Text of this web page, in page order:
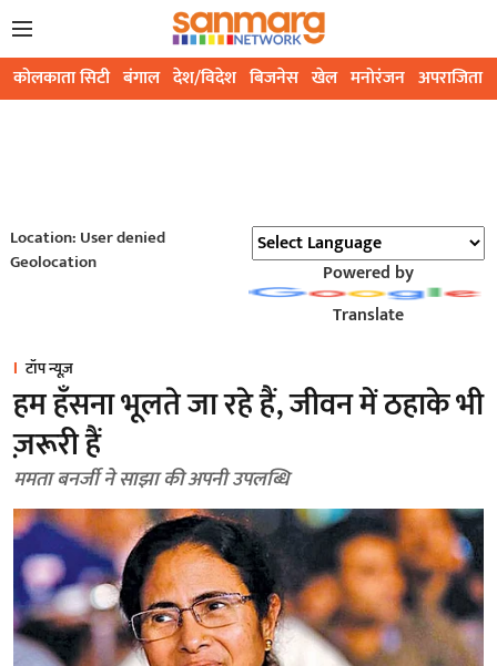
कोलकाता सिटी बंगाल देश/विदेश बिजनेस खेल मनोरंजन अपराजिता
Location: User denied
Geolocation
Powered by
Translate
टॉप न्यूज़
हम हँसना भूलते जा रहे हैं, जीवन में ठहाके भी
ज़रूरी हैं
ममता बनर्जी ने साझा की अपनी उपलब्धि